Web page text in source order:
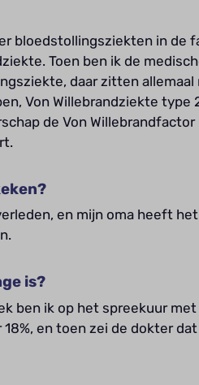
bloedstollingsziekten in de
Toen ben ik de
daar zitten allemaal
Von Willebrandziekte type
de Von
en mijn oma heeft
is?
ben ik op het spreekuur
en toen zei de dokter